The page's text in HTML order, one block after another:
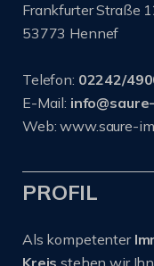
Frankfurter Straße
53773 Hennef
Telefon: 02242/
E-Mail:
Web: www.saure-
PROFIL
Als kompetenter
Kreisstehen wir